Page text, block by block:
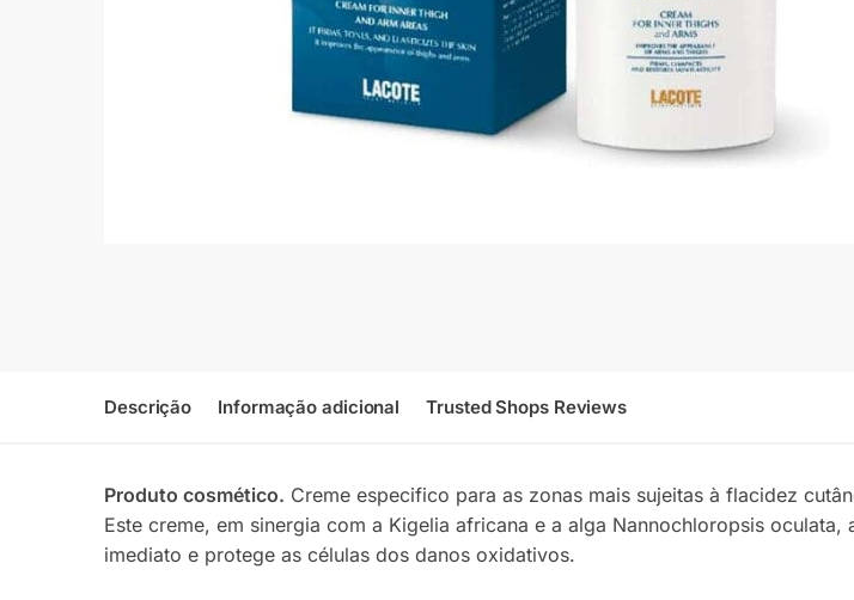
Descrição Informação adicional Trusted Shops Reviews
Produto cosmético. Creme especifico para as zonas mais sujeitas à flacidez
Este creme, em sinergia com a Kigelia africana e a alga Nannochloropsis
imediato e protege as células dos danos oxidativos.